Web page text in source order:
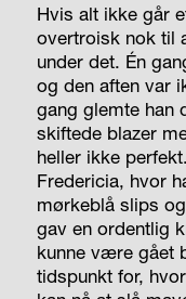
Hvis alt ikke går
overtroisk nok til
under det. Én
og den aften var
gang glemte han
skiftede blazer
heller ikke
Fredericia, hvor
mørkeblå slips
gav en ordentlig
kunne være gået
tidspunkt for,